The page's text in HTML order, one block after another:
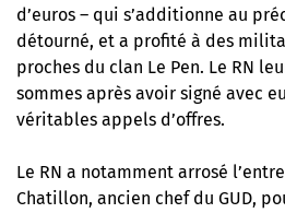
d’euros – qui s’additionne au
détourné, et a profité à des
proches du clan Le Pen. Le RN
sommes après avoir signé avec
véritables appels d’offres.
Le RN a notamment arrosé
Chatillon, ancien chef du GUD,